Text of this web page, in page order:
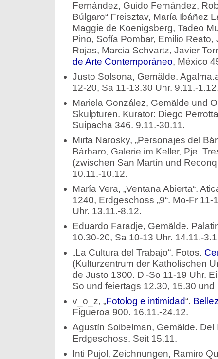
Fernández, Guido Fernández,
Búlgaro“ Freisztav, María Ibáñez
Maggie de Koenigsberg, Tadeo
Pino, Sofía Pombar, Emilio Reato,
Rojas, Marcia Schvartz, Javier
de Arte Contemporáneo, México
Justo Solsona, Gemälde.
12-20, Sa 11-13.30 Uhr. 9.11.-
Mariela González, Gemälde und
Skulpturen. Kurator: Diego
Suipacha 346. 9.11.-30.11.
Mirta Narosky, „Personajes del
Bárbaro, Galerie im Keller, Pje.
(zwischen San Martín und
10.11.-10.12.
María Vera, „Ventana Abierta“.
1240, Erdgeschoss „9“. Mo-Fr
Uhr. 13.11.-8.12.
Eduardo Faradje, Gemälde.
10.30-20, Sa 10-13 Uhr. 14.11.-
„La Cultura del Trabajo“, Fotos.
(Kulturzentrum der Katholischen
de Justo 1300. Di-So 11-19 Uhr.
So und feiertags 12.30, 15.30 und
v_o_z, „Fotolog e intimidad“.
Figueroa 900. 16.11.-24.12.
Agustín Soibelman, Gemälde. Del
Erdgeschoss. Seit 15.11.
Inti Pujol, Zeichnungen, Ramiro